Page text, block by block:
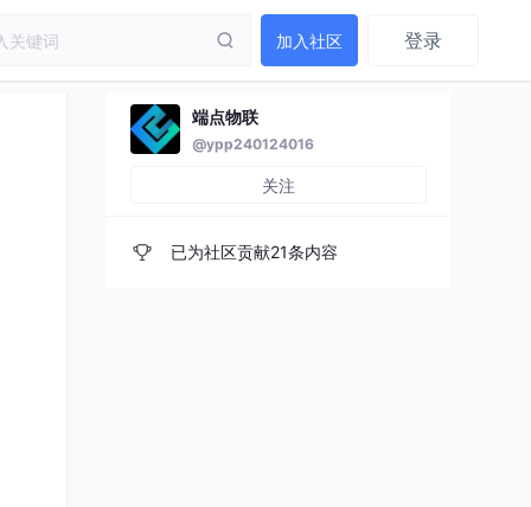
加入社区 登录
端点物联
@ypp240124016
关注
已为社区贡献21条内容